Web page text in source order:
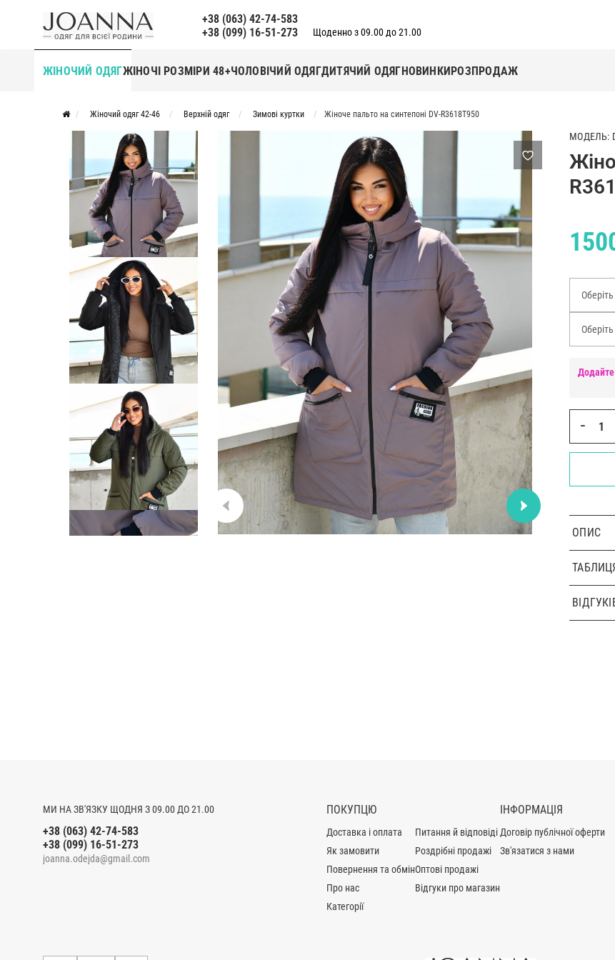
+38 (063) 42-74-583
+38 (099) 16-51-273
Щоденно з 09.00 до 21.00
ЖІНОЧИЙ ОДЯГЖІНОЧІ РОЗМІРИ 48+ЧОЛОВІЧИЙ ОДЯГДИТЯЧИЙ ОДЯГНОВИНКИРОЗПРОДАЖ
Жіночий одяг 42-46 Верхній одяг Зимові куртки Жіноче пальто на синтепоні DV-R3618T950
МОДЕЛЬ:
Додайте
−
ОПИС
МИ НА ЗВ'ЯЗКУ ЩОДНЯ З 09.00 ДО 21.00
+38 (063) 42-74-583
+38 (099) 16-51-273
joanna.odejda@gmail.com
ПОКУПЦЮ
Доставка і оплата
Як замовити
Повернення та обмін
Про нас
Категорії
Питання й відповіді
Роздрібні продажі
Оптові продажі
Відгуки про магазин
ІНФОРМАЦІЯ
Договір публічної оферти
Зв'язатися з нами